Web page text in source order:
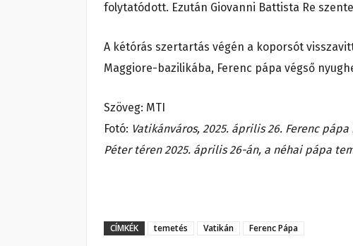
folytatódott. Ezután Giovanni Battista Re
A kétórás szertartás végén a koporsót
Maggiore-bazilikába, Ferenc pápa végső
Szöveg: MTI
Fotó: Vatikánváros, 2025. április 26. Ferenc
Péter téren 2025. április 26-án, a néhai pápa
CÍMKÉK temetés Vatikán Ferenc Pápa